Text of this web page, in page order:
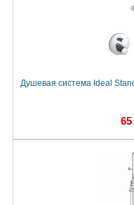
Душевая система Ideal
65